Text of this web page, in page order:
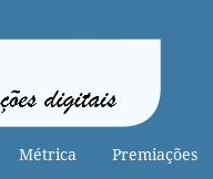
Métrica Premiações